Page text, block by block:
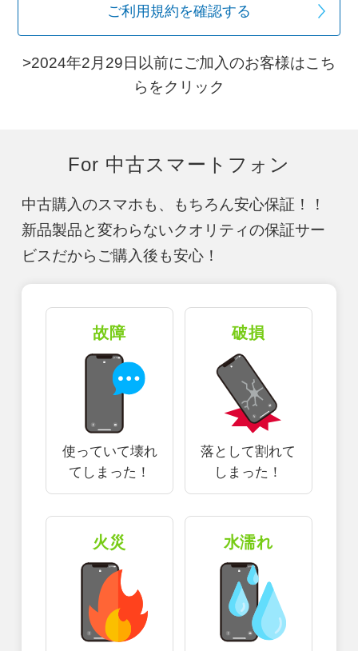
ご利用規約を確認する
>2024年2月29日以前にご加入のお客様はこち
らをクリック
For 中古スマートフォン
中古購入のスマホも、もちろん安心保証！！
新品製品と変わらないクオリティの保証サー
ビスだからご購入後も安心！
故障
使っていて壊れ
てしまった！
破損
落として割れて
しまった！
火災 水濡れ